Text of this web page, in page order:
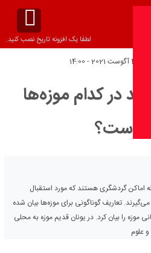
لطفا یک افزونه تاریخ نصب کنید.
در کدام موزه‌ها
است؟
اماکن گردشگری هستند که مورد استقبال
تعاریف گوناگونی برای موزه‌ها بیان شده
موزه را بیان کرد. در یونان قدیم موزه به محلی
علوم